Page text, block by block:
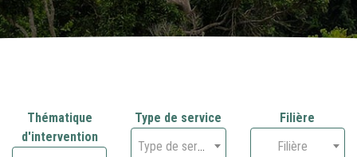
Thématique
d'intervention
Type de service
Type de service
Filière
Filière